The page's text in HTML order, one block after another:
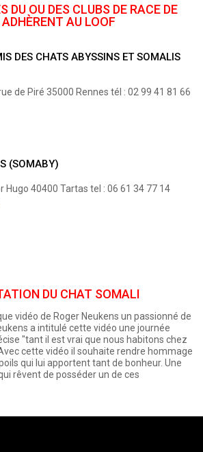
DU OU DES CLUBS DE RACE DE
AU LOOF
DES CHATS ABYSSINS ET SOMALIS
de Piré 35000 Rennes tél : 02 99 41 81 66
(SOMABY)
Hugo 40400 Tartas tel : 06 61 34 77 14
DU CHAT SOMALI
vidéo de Roger Neukens un passionné de
a intitulé cette vidéo une journée
"tant il est vrai que nous habitons chez
cette vidéo il souhaite rendre hommage
qui lui apportent tant de bonheur. Une
rêvent de posséder un de ces